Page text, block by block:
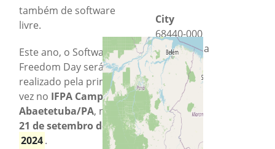
também de software
livre.
Este ano, o Software
Freedom Day será
realizado pela primeira
vez no IFPA Campus
Abaetetuba/PA, no dia
21 de setembro de
2024.
City
68440-000
Abaetetuba
County
Pará
Country
Brazil